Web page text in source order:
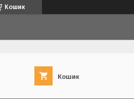
Кошик
Кошик